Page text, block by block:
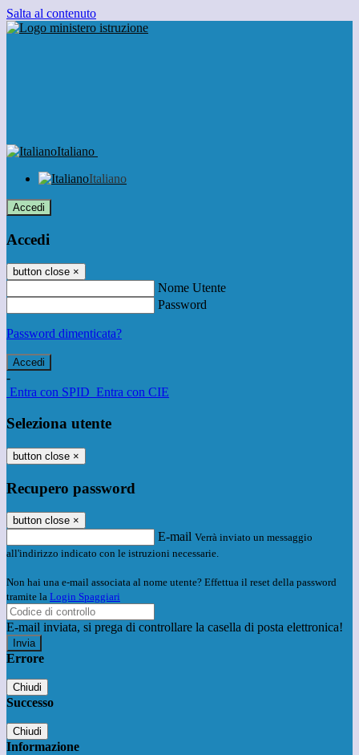
Salta al contenuto
Italiano
Italiano
Accedi
Accedi
button close ×
Nome Utente
Password
Password dimenticata?
-
Entra con SPID Entra con CIE
Seleziona utente
button close ×
Recupero password
button close ×
E-mail Verrà inviato un messaggio
all'indirizzo indicato con le istruzioni necessarie.
Non hai una e-mail associata al nome utente? Effettua il reset della password
tramite la Login Spaggiari
E-mail inviata, si prega di controllare la casella di posta elettronica!
Errore
Chiudi
Successo
Chiudi
Informazione